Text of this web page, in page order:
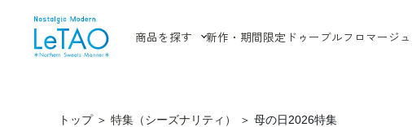
商品を探す 新作・期間限定 ドゥーブルフロマージュ
トップ ＞ 特集（シーズナリティ） ＞ 母の日2026特集